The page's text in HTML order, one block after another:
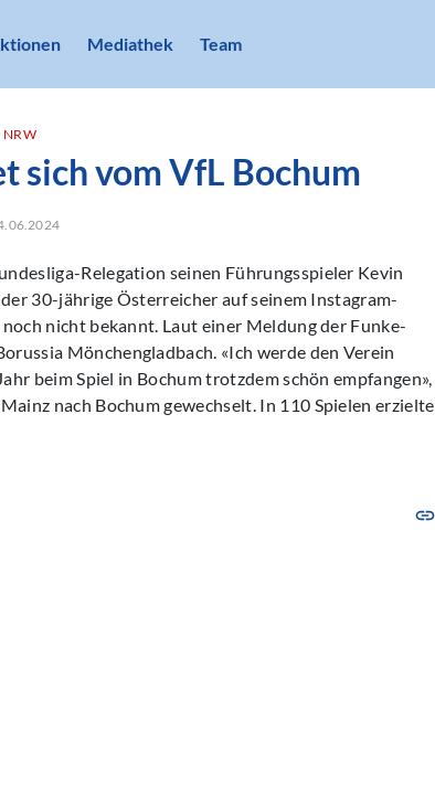
Mediathek Team
NRW
sich vom VfL Bochum
Relegation seinen Führungsspieler Kevin
30-jährige Österreicher auf seinem Instagram-
nicht bekannt. Laut einer Meldung der Funke-
Mönchengladbach. «Ich werde den Verein
beim Spiel in Bochum trotzdem schön empfangen»,
nach Bochum gewechselt. In 110 Spielen erzielte